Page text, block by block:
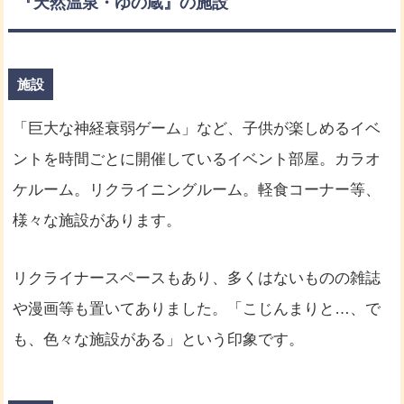
施設
「巨大な神経衰弱ゲーム」など、子供が楽しめるイベ
ントを時間ごとに開催しているイベント部屋。カラオ
ケルーム。リクライニングルーム。軽食コーナー等、
様々な施設があります。
リクライナースペースもあり、多くはないものの雑誌
や漫画等も置いてありました。「こじんまりと…、で
も、色々な施設がある」という印象です。